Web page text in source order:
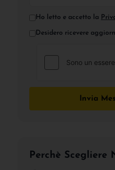
Ho letto e accetto la
Desidero ricevere
Invia
Perchè Scegliere